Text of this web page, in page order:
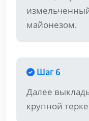
майонезом.
Шаг 6
Далее
крупной